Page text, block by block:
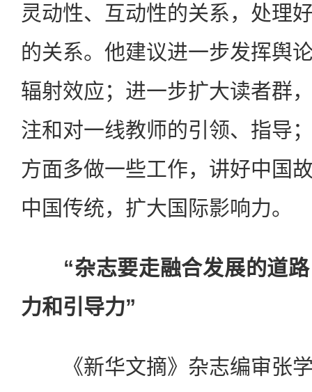
灵动性、互动性的关系，处理
的关系。他建议进一步发挥舆
辐射效应；进一步扩大读者群
注和对一线教师的引领、指导
方面多做一些工作，讲好中国
中国传统，扩大国际影响力。
“杂志要走融合发展的道
力和引导力”
《新华文摘》杂志编审张学